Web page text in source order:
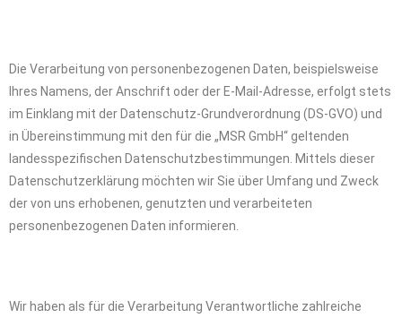
Die Verarbeitung von personenbezogenen Daten, beispielsweise
Ihres Namens, der Anschrift oder der E-Mail-Adresse, erfolgt stets
im Einklang mit der Datenschutz-Grundverordnung (DS-GVO) und
in Übereinstimmung mit den für die „MSR GmbH“ geltenden
landesspezifischen Datenschutzbestimmungen. Mittels dieser
Datenschutzerklärung möchten wir Sie über Umfang und Zweck
der von uns erhobenen, genutzten und verarbeiteten
personenbezogenen Daten informieren.
Wir haben als für die Verarbeitung Verantwortliche zahlreiche